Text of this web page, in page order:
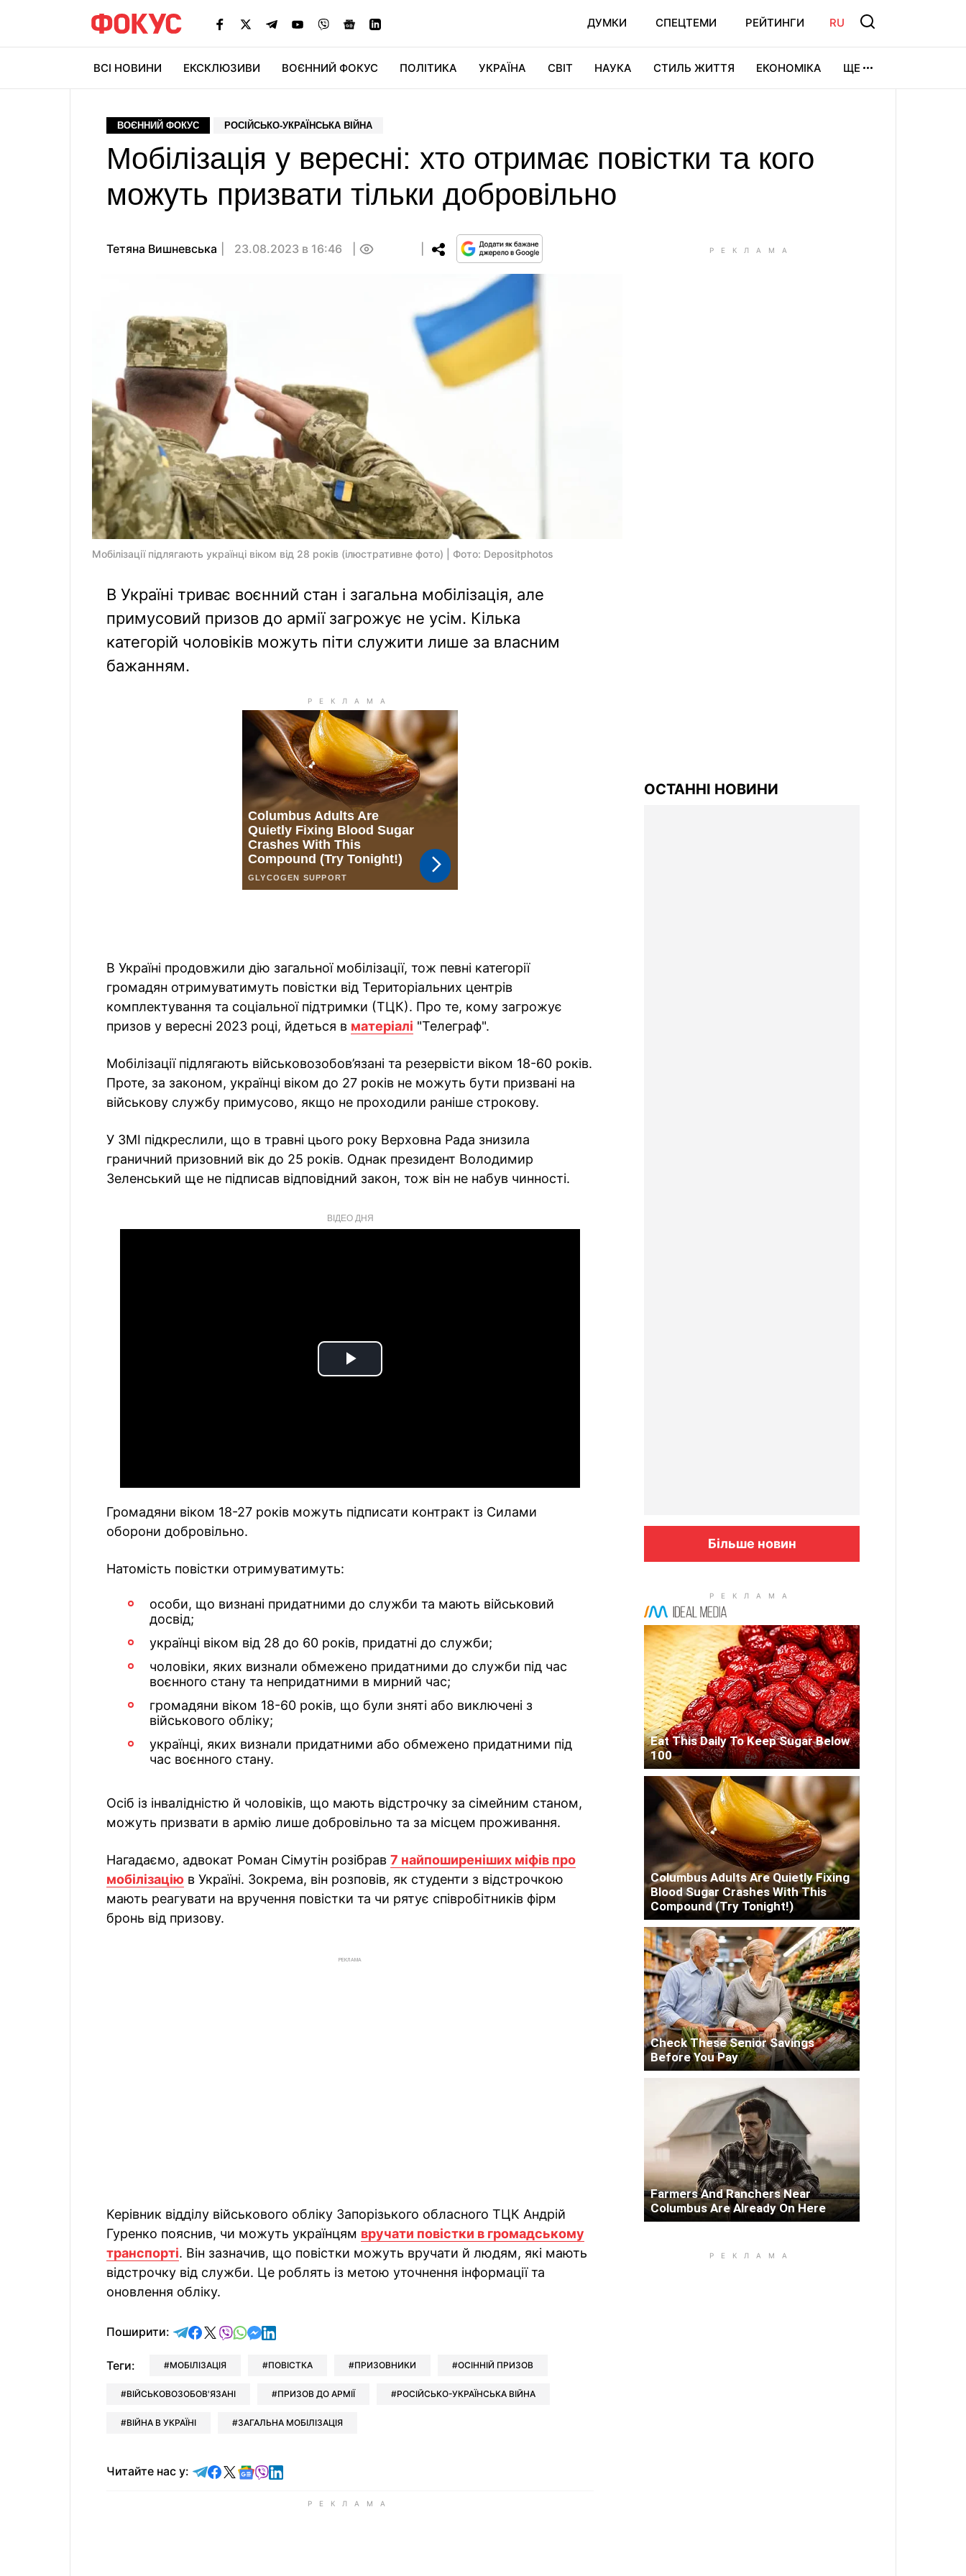
ДУМКИ СПЕЦТЕМИ РЕЙТИНГИ RU
ВСІ НОВИНИ ЕКСКЛЮЗИВИ ВОЄННИЙ ФОКУС ПОЛІТИКА УКРАЇНА СВІТ НАУКА СТИЛЬ ЖИТТЯ ЕКОНОМІКА ЩЕ
ВОЄННИЙ ФОКУС РОСІЙСЬКО-УКРАЇНСЬКА ВІЙНА
Мобілізація у вересні: хто отримає повістки та кого
можуть призвати тільки добровільно
Тетяна Вишневська 23.08.2023 в 16:46
Мобілізації підлягають українці віком від 28 років (ілюстративне фото) | Фото: Depositphotos
В Україні триває воєнний стан і загальна мобілізація, але
примусовий призов до армії загрожує не усім. Кілька
категорій чоловіків можуть піти служити лише за власним
бажанням.
В Україні продовжили дію загальної мобілізації, тож певні категорії
громадян отримуватимуть повістки від Територіальних центрів
комплектування та соціальної підтримки (ТЦК). Про те, кому загрожує
призов у вересні 2023 році, йдеться в матеріалі "Телеграф".
Мобілізації підлягають військовозобов’язані та резервісти віком 18-60 років.
Проте, за законом, українці віком до 27 років не можуть бути призвані на
військову службу примусово, якщо не проходили раніше строкову.
У ЗМІ підкреслили, що в травні цього року Верховна Рада знизила
граничний призовний вік до 25 років. Однак президент Володимир
Зеленський ще не підписав відповідний закон, тож він не набув чинності.
ВІДЕО ДНЯ
Play
Громадяни віком 18-27 років можуть підписати контракт із Силами
оборони добровільно.
Натомість повістки отримуватимуть:
особи, що визнані придатними до служби та мають військовий
досвід;
українці віком від 28 до 60 років, придатні до служби;
чоловіки, яких визнали обмежено придатними до служби під час
воєнного стану та непридатними в мирний час;
громадяни віком 18-60 років, що були зняті або виключені з
військового обліку;
українці, яких визнали придатними або обмежено придатними під
час воєнного стану.
Осіб із інвалідністю й чоловіків, що мають відстрочку за сімейним станом,
можуть призвати в армію лише добровільно та за місцем проживання.
Нагадаємо, адвокат Роман Сімутін розібрав 7 найпоширеніших міфів про
мобілізацію в Україні. Зокрема, він розповів, як студенти з відстрочкою
мають реагувати на вручення повістки та чи рятує співробітників фірм
бронь від призову.
РЕКЛАМА
Керівник відділу військового обліку Запорізького обласного ТЦК Андрій
Гуренко пояснив, чи можуть українцям вручати повістки в громадському
транспорті. Він зазначив, що повістки можуть вручати й людям, які мають
відстрочку від служби. Це роблять із метою уточнення інформації та
оновлення обліку.
Поширити: відправити у Telegram
поділитись у Facebook
поділитись у X
відправити у Viber
відправити у Whatsapp
відправити у Messenger
відправити у LinkedIn
Теги: МОБІЛІЗАЦІЯ ПОВІСТКА ПРИЗОВНИКИ ОСІННІЙ ПРИЗОВ
ВІЙСЬКОВОЗОБОВ'ЯЗАНІ ПРИЗОВ ДО АРМІЇ РОСІЙСЬКО-УКРАЇНСЬКА ВІЙНА
ВІЙНА В УКРАЇНІ ЗАГАЛЬНА МОБІЛІЗАЦІЯ
Читайте нас у: Читайте у Telegram
Читайте у Facebook
Читайте у X
Читайте у Google news
Читайте у Viber
Читайте у LinkedIn
ОСТАННІ НОВИНИ
Більше новин
Eat This Daily To Keep Sugar Below
100
Columbus Adults Are Quietly Fixing
Blood Sugar Crashes With This
Compound (Try Tonight!)
Check These Senior Savings
Before You Pay
Farmers And Ranchers Near
Columbus Are Already On Here